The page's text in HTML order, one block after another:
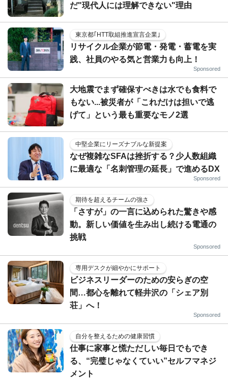
だ"現代人には理解できない"理由
東京都｢HTT取組推進宣言企業｣
リサイクル企業が節電・発電・蓄電を実
践、社員のやる気と営業力も向上！
Sponsored
大地震でまず確保すべきは水でも食料で
もない...被災者が「これだけは担いで逃
げて」という最も重要なモノ2選
中堅企業にリーズナブルな新提案
なぜ複雑なSFAは挫折する？少人数組織
に最適な「名刺管理の延長」で進めるDX
Sponsored
期待を超えるチームの強さ
「さすが」の一言に込められた驚きや感
動。新しい価値を生み出し続ける電通の
挑戦
Sponsored
専用デスクが細やかにサポート
ビジネスリーダーのための安らぎの空
間…都心を離れて軽井沢の「シェア別
荘」へ！
Sponsored
自分を整えるための健康習慣
仕事に家事と慌ただしい毎日でもでき
る、“完璧じゃなくていい”セルフマネジ
メント